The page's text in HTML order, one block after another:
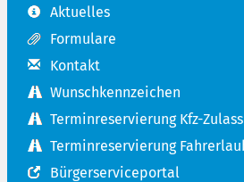
Aktuelles
Formulare
Kontakt
Wunschkennzeichen
Terminreservierung Kfz-
Terminreservierung
Bürgerserviceportal